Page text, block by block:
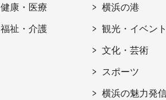
健康・医療
福祉・介護
横浜の港
観光・イベン
文化・芸術
スポーツ
横浜の魅力発